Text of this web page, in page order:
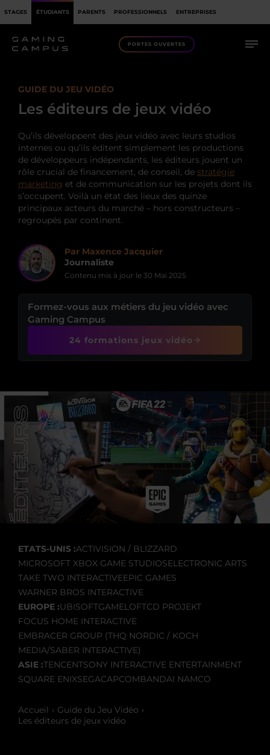
STAGES ÉTUDIANTS PARENTS PROFESSIONNELS ENTREPRISES
PORTES OUVERTES
GUIDE DU JEU VIDÉO
Les éditeurs de jeux vidéo
Qu’ils développent des jeux vidéo avec leurs studios
internes ou qu’ils éditent simplement les productions
de développeurs indépendants, les éditeurs jouent un
rôle crucial de financement, de conseil, de stratégie
marketing et de communication sur les projets dont ils
s’occupent. Voilà un état des lieux des quinze
principaux acteurs du marché – hors constructeurs –
regroupés par continent.
Par Maxence Jacquier
Journaliste
Contenu mis à jour le 30 Mai 2025
Formez-vous aux métiers du jeu vidéo avec
Gaming Campus
24 formations jeux vidéo
ETATS-UNIS :ACTIVISION / BLIZZARD
MICROSOFT XBOX GAME STUDIOSELECTRONIC ARTS
TAKE TWO INTERACTIVEEPIC GAMES
WARNER BROS INTERACTIVE
EUROPE :UBISOFTGAMELOFTCD PROJEKT
FOCUS HOME INTERACTIVE
EMBRACER GROUP (THQ NORDIC / KOCH
MEDIA/SABER INTERACTIVE)
ASIE :TENCENTSONY INTERACTIVE ENTERTAINMENT
SQUARE ENIXSEGACAPCOMBANDAI NAMCO
Accueil
Guide du Jeu Vidéo
Les éditeurs de jeux vidéo